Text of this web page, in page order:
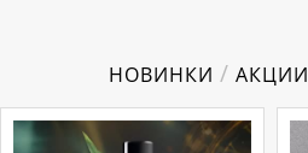
НОВИНКИ / АКЦИИ